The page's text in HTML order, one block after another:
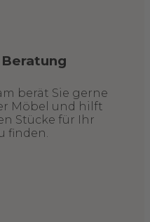
berät Sie gerne
Möbel und hilft
Stücke für Ihr
finden.